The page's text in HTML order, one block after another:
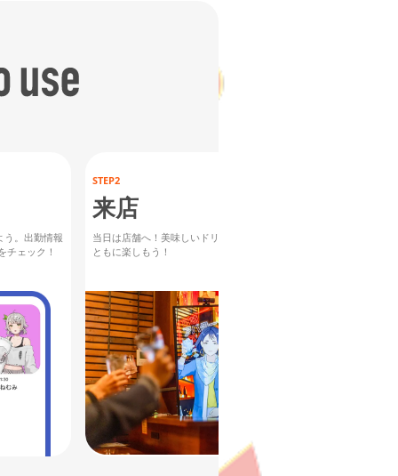
う。出勤情報
チェック！
STEP2
来店
当日は店舗へ！美味しいドリンクを
ともに楽しもう！